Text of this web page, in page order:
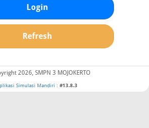
Login
Refresh
2026, SMPN 3 MOJOKERTO
Simulasi Mandiri : #13.8.3